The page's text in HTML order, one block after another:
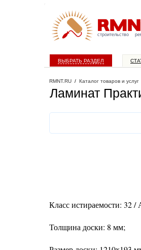
строительство
ВЫБРАТЬ РАЗДЕЛ
RMNT.RU / Каталог товаров и услуг
Ламинат
Класс истираемости: 32 /
Толщина доски: 8 мм;